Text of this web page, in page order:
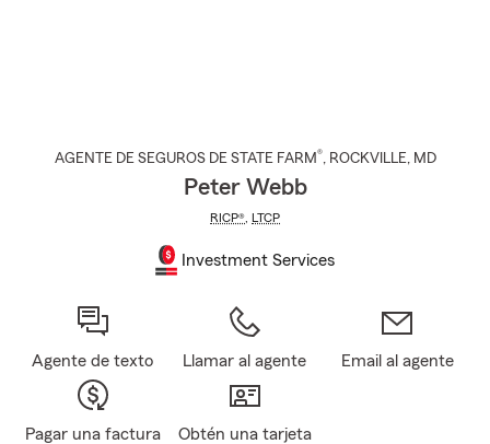
AGENTE DE SEGUROS DE STATE FARM®, ROCKVILLE, MD
Peter Webb
RICP® LTCP
Investment Services
Agente de texto Llamar al agente Email al agente
Pagar una factura
Obtén una tarjeta